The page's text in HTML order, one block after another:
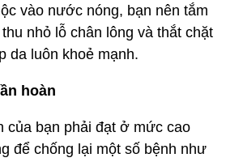
vào nước nóng, bạn nên tắm
nhỏ lỗ chân lông và thắt chặt
da luôn khoẻ mạnh.
hoàn
của bạn phải đạt ở mức cao
để chống lại một số bệnh như